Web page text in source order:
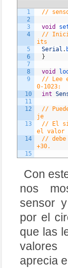
1
2
3
4
5
6
7
8
9
10
11
12
13
14
15
17
19
21
22
23
24
25
26
//
void
//
its
Serial .
}
void
// Lee
0-1023:
int
//
je
// El
el valor
// debe
+30.
)
//
Serial.
//
s:
Serial.
Serial.
retardo
}
Con
nos
sensor
por el
que las
aprecia